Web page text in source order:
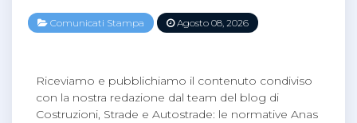
Comunicati Stampa Agosto 08, 2026
Riceviamo e pubblichiamo il contenuto condiviso
con la nostra redazione dal team del blog di
Costruzioni, Strade e Autostrade: le normative Anas